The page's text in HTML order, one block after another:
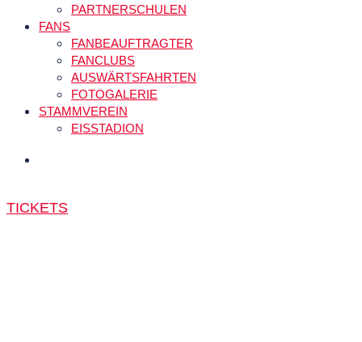
PARTNERSCHULEN
FANS
FANBEAUFTRAGTER
FANCLUBS
AUSWÄRTSFAHRTEN
FOTOGALERIE
STAMMVEREIN
EISSTADION
TICKETS